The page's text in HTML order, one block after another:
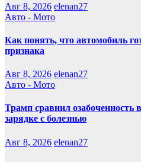
Авг 8, 2026 elenan27
Авто - Мото
Как понять, что автомобиль
признака
Авг 8, 2026 elenan27
Авто - Мото
Трамп сравнил озабоченность
зарядке с болезнью
Авг 8, 2026 elenan27